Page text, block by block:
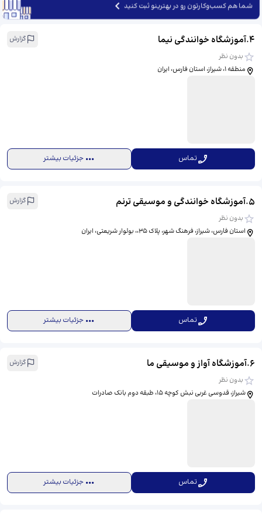
شما هم کسب‌وکارتون رو در بهترینو ثبت کنید
4
.آموزشگاه خوانندگی نیما
گزارش
بدون نظر
منطقه ۱، شیراز، استان فارس، ایران
تماس جزئیات بیشتر
5
.آموزشگاه خوانندگی و موسیقی ترنم
گزارش
بدون نظر
استان فارس، شیراز، فرهنگ شهر، پلاک 35،، بولوار شریعتی، ایران
تماس جزئیات بیشتر
6
.آموزشگاه آواز و موسیقی ما
گزارش
بدون نظر
شیراز، قدوسی غربی نبش کوچه ۱۵، ​طبقه دوم بانک صادرات
تماس جزئیات بیشتر